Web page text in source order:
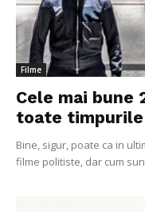
Filme
Cele mai
toate timpurile
Bine, sigur, poate ca in
filme politiste, dar cum